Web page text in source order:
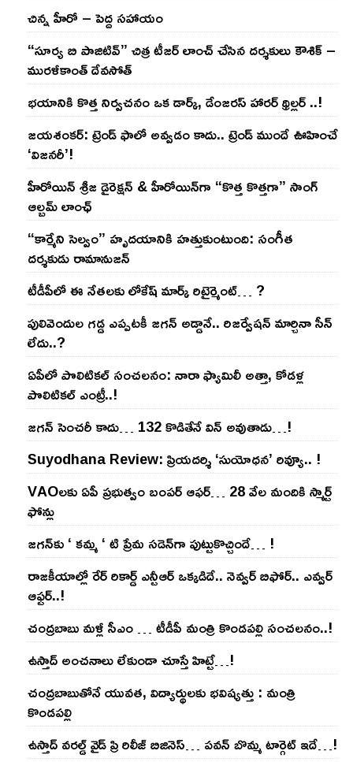
చిన్న హీరో – పెద్ద సహాయం
“సూర్య బి పాజిటివ్” చిత్ర టీజర్ లాంచ్ చేసిన‌ దర్శకులు కౌశిక్ –
మురళీకాంత్ దేవసోత్
భయానికి కొత్త నిర్వచనం ఒక డార్క్, డేంజరస్ హారర్ థ్రిల్లర్ ..!
జయశంకర్: ట్రెండ్‌ ఫాలో అవ్వడం కాదు.. ట్రెండ్‌ ముందే ఊహించే
‘విజనరీ’!
హీరోయిన్ శ్రీజ డైరెక్ష‌న్ & హీరోయిన్‌గా “కొత్త కొత్తగా” సాంగ్
ఆల్బమ్ లాంఛ్
“కార్మేని సెల్వం” హృదయానికి హత్తుకుంటుంది: సంగీత
దర్శకుడు రామానుజన్
టీడీపీలో ఈ నేత‌ల‌కు లోకేష్ మార్క్ రిటైర్మెంట్‌… ?
పులివెందుల గ‌డ్డ ఎప్ప‌ట‌కీ జ‌గ‌న్ అడ్డానే.. రిజ‌ర్వేష‌న్ మార్చినా సీన్
లేదు..?
ఏపీలో పొలిటిక‌ల్ సంచ‌ల‌నం: నారా ఫ్యామిలీ అత్తా, కోడ‌ళ్ల
పొలిటికల్ ఎంట్రీ..!
జ‌గ‌న్ సెంచ‌రీ కాదు… 132 కొడితేనే విన్ అవుతాడు…!
Suyodhana Review: ప్రియదర్శి ‘సుయోధన’ రివ్యూ.. !
VAOల‌కు ఏపీ ప్ర‌భుత్వం బంప‌ర్ ఆఫ‌ర్‌… 28 వేల మందికి స్మార్ట్
ఫోన్లు
జ‌గ‌న్‌కు ‘ క‌మ్మ ‘ టి ప్రేమ స‌డెన్‌గా పుట్టుకొచ్చిందే… !
రాజ‌కీయాల్లో రేర్ రికార్డ్ ఎన్టీఆర్ ఒక్క‌డిదే.. నెవ్వ‌ర్ బిఫోర్‌.. ఎవ్వ‌ర్
ఆఫ్ట‌ర్‌..!
చంద్ర‌బాబు మ‌ళ్లీ సీఎం … టీడీపీ మంత్రి కొండ‌ప‌ల్లి సంచ‌ల‌నం..!
ఉస్తాద్ అంచ‌నాలు లేకుండా చూస్తే హిట్టే…!
చంద్ర‌బాబుతోనే యువ‌త‌, విద్యార్థుల‌కు భ‌విష్య‌త్తు : మంత్రి
కొండ‌ప‌ల్లి
ఉస్తాద్ వ‌ర‌ల్డ్ వైడ్ ప్రి రిలీజ్ బిజినెస్‌… ప‌వ‌న్ బొమ్మ టార్గెట్ ఇదే…!